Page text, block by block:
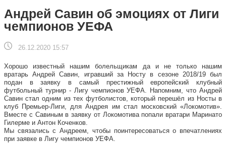
Андрей Савин об эмоциях от Лиги
чемпионов УЕФА
26.12.2020 15:57
Хорошо известный нашим болельщикам да и не только нашим
вратарь Андрей Савин, игравший за Носту в сезоне 2018/19 был
подан в заявку в самый престижный европейский клубный
футбольный турнир - Лигу чемпионов УЕФА. Напомним, что Андрей
Савин стал одним из тех футболистов, который перешёл из Носты в
клуб Премьер-Лиги, для Андрея им стал московский «Локомотив».
Вместе с Савиным в заявку от Локомотива попали вратари Маринато
Гилерме и Антон Коченков.
Мы связались с Андреем, чтобы поинтересоваться о впечатлениях
при заявке в Лигу чемпионов УЕФА.